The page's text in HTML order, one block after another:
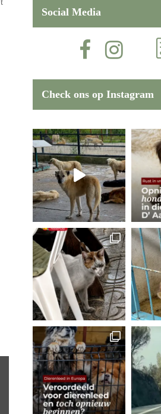
Social Media
Check ons op Instagram